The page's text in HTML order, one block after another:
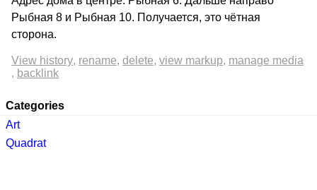
Рыбная 8 и Рыбная 10. Получается, это чётная
сторона.
View history rename delete view markup manage media
backlink
Categories
Art
Quadrat